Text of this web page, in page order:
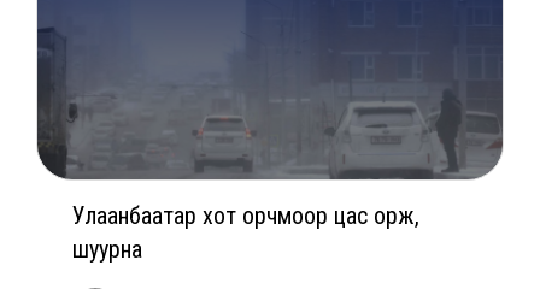
Улаанбаатар хот орчмоор цас орж,
шуурна